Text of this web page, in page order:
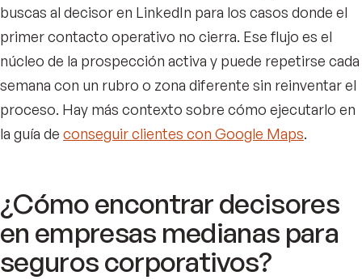
buscas al decisor en LinkedIn para los casos donde el
primer contacto operativo no cierra. Ese flujo es el
núcleo de la prospección activa y puede repetirse cada
semana con un rubro o zona diferente sin reinventar el
proceso. Hay más contexto sobre cómo ejecutarlo en
la guía de conseguir clientes con Google Maps.
¿Cómo encontrar decisores
en empresas medianas para
seguros corporativos?